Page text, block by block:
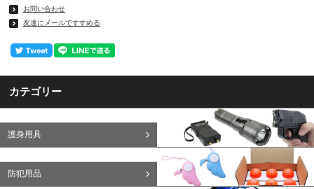
お問い合わせ
友達にメールですすめる
カテゴリー
護身用具
防犯用品